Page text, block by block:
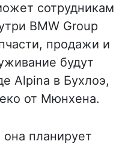
сотрудникам
BMW Group
продажи и
будут
Alpina в Бухлоэ,
от Мюнхена.
планирует